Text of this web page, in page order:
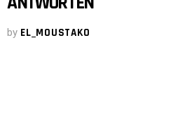
by EL_MOUSTAKO